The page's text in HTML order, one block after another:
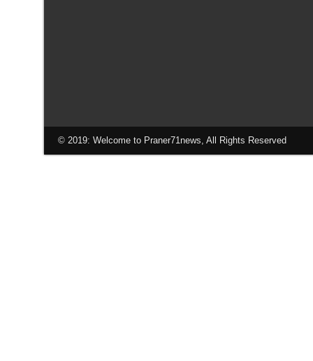
© 2019: Welcome to Praner71news, All Rights Reserved